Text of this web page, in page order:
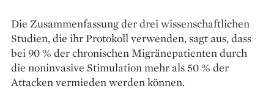
Die Zusammenfassung der drei wissenschaftlichen
Studien, die ihr Protokoll ver­wenden, sagt aus, dass
bei 90 % der chronischen Migränepatienten durch
die noninvasive Stimulation mehr als 50 % der
Attacken ver­mieden werden können.